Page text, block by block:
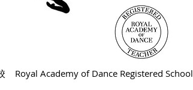
Royal Academy of Dance Registered School